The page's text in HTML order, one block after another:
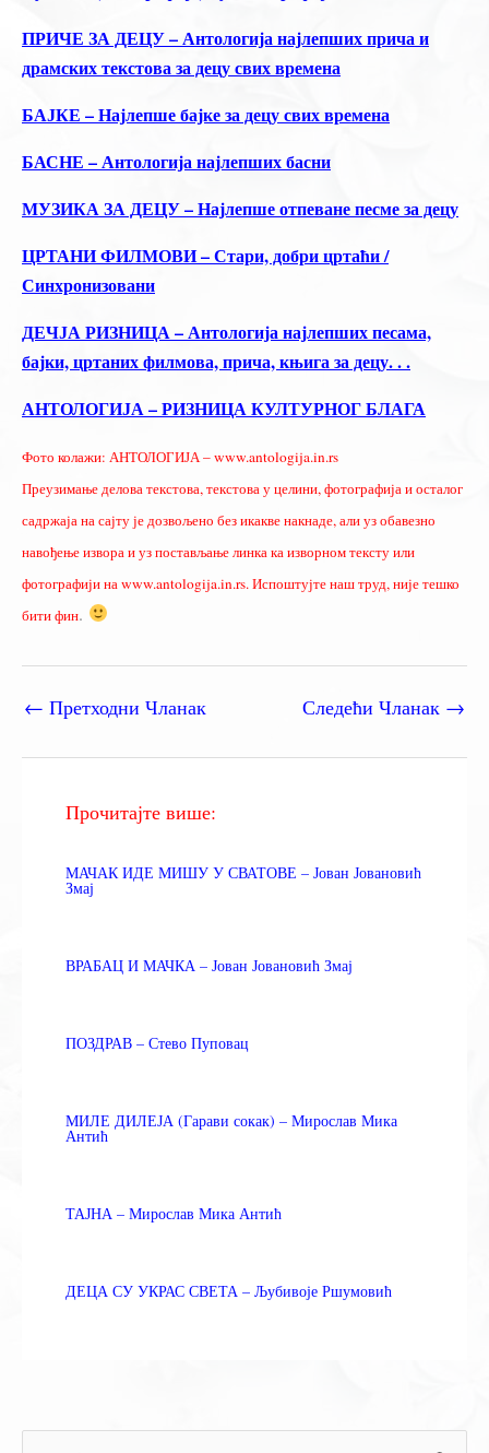
ПРИЧЕ ЗА ДЕЦУ – Антологија најлепших прича и
драмских текстова за децу свих времена
БАЈКЕ – Најлепше бајке за децу свих времена
БАСНЕ – Антологија најлепших басни
МУЗИКА ЗА ДЕЦУ – Најлепше отпеване песме за децу
ЦРТАНИ ФИЛМОВИ – Стари, добри цртаћи /
Синхронизовани
ДЕЧЈА РИЗНИЦА – Антологија најлепших песама,
бајки, цртаних филмова, прича, књига за децу. . .
АНТОЛОГИЈА – РИЗНИЦА КУЛТУРНОГ БЛАГА
Фото колажи: АНТОЛОГИЈА – www.antologija.in.rs
Преузимање делова текстова, текстова у целини, фотографија и осталог
садржаја на сајту је дозвољено без икакве накнаде, али уз обавезно
навођење извора и уз постављање линка ка изворном тексту или
фотографији на www.antologija.in.rs. Испоштујте наш труд, није тешко
бити фин.
← Претходни Чланак Следећи Чланак →
Прочитајте више:
МАЧАК ИДЕ МИШУ У СВАТОВЕ – Јован Јовановић
Змај
ВРАБАЦ И МАЧКА – Јован Јовановић Змај
ПОЗДРАВ – Стево Пуповац
МИЛЕ ДИЛЕЈА (Гарави сокак) – Мирослав Мика
Антић
ТАЈНА – Мирослав Мика Антић
ДЕЦА СУ УКРАС СВЕТА – Љубивоје Ршумовић